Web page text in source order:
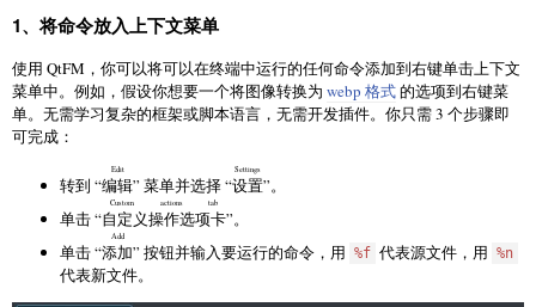
1、将命令放入上下文菜单
使用 QtFM，你可以将可以在终端中运行的任何命令添加到右键单击上下文
菜单中。例如，假设你想要一个将图像转换为 webp 格式的选项到右键菜
单。无需学习复杂的框架或脚本语言，无需开发插件。你只需 3 个步骤即
可完成：
转到 “编辑
Edit
” 菜单并选择 “设置
Settings
”。
单击 “自定义操作选项卡
Custom actions tab
”。
单击 “添加
Add
” 按钮并输入要运行的命令，用 %f 代表源文件，用 %n
代表新文件。